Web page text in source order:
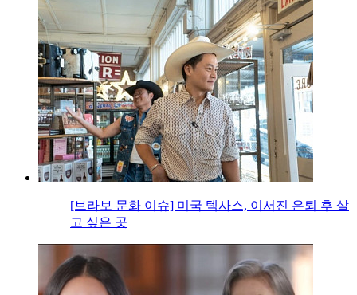
[브라보 문화 이슈] 미국 텍사스, 이서진 은퇴 후 살
고 싶은 곳